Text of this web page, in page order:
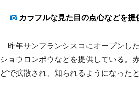
カラフルな見た目の点心などを提
昨年サンフランシスコにオープンし
ショウロンポウなどを提供している。
どで拡散され、知られるようになったと